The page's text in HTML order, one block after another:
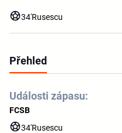
34'Rusescu
Přehled
Události zápasu:
FCSB
34'Rusescu